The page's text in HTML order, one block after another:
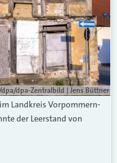
dpa-Zentralbild | Jens Büttner
Landkreis Vorpommern-
der Leerstand von